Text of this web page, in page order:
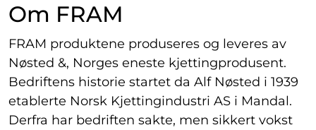
Om FRAM
FRAM produktene produseres og leveres av
Nøsted &, Norges eneste kjettingprodusent.
Bedriftens historie startet da Alf Nøsted i 1939
etablerte Norsk Kjettingindustri AS i Mandal.
Derfra har bedriften sakte, men sikkert vokst